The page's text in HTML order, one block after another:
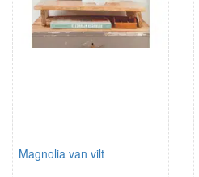
Magnolia van vilt